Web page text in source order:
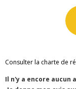
Consulter la charte de
Il n'y a encore aucun